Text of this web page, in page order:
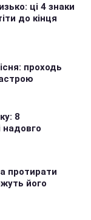
ці 4 знаки
до кінця
проходь
8
надовго
протирати
його